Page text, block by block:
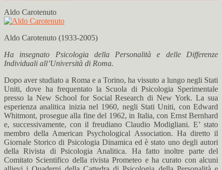
Aldo Carotenuto
Aldo Carotenuto (1933-2005)
Ha insegnato Psicologia della Personalità e delle Differenze
Individuali all’Università di Roma.
Dopo aver studiato a Roma e a Torino, ha vissuto a lungo negli Stati
Uniti, dove ha frequentato la Scuola di Psicologia Sperimentale
presso la New School for Social Research di New York. La sua
esperienza analitica inizia nel 1960, negli Stati Uniti, con Edward
Whitmont, prosegue alla fine del 1962, in Italia, con Ernst Bernhard
e, successivamente, con il freudiano Claudio Modigliani. E’ stato
membro della American Psychological Association. Ha diretto il
Giornale Storico di Psicologia Dinamica ed è stato uno degli autori
della Rivista di Psicologia Analitica. Ha fatto inoltre parte del
Comitato Scientifico della rivista Prometeo e ha curato con alcuni